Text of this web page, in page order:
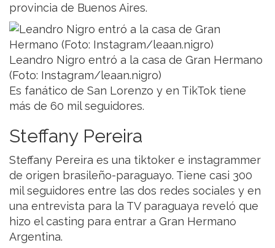
provincia de Buenos Aires.
Leandro Nigro entró a la casa de Gran Hermano
(Foto: Instagram/leaan.nigro)
Es fanático de San Lorenzo y en TikTok tiene
más de 60 mil seguidores.
Steffany Pereira
Steffany Pereira es una tiktoker e instagrammer
de origen brasileño-paraguayo. Tiene casi 300
mil seguidores entre las dos redes sociales y en
una entrevista para la TV paraguaya reveló que
hizo el casting para entrar a Gran Hermano
Argentina.